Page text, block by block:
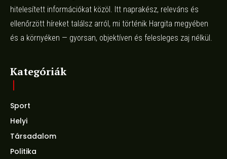
hitelesített információkat közöl. Itt naprakész, releváns és
ellenőrzött híreket találsz arról, mi történik Hargita megyében
és a környéken — gyorsan, objektíven és felesleges zaj nélkül.
Kategóriák
Sport
Helyi
Társadalom
Politika